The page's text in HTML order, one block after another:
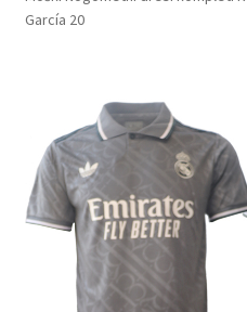
Moj račun
Trgovina
Zaključek nakupa
García 20